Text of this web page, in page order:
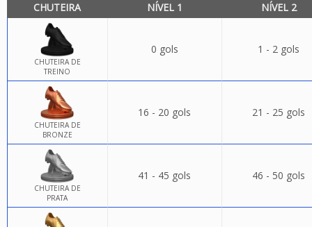
CHUTEIRA NÍVEL 1 NÍVEL 2
CHUTEIRA DE
TREINO
0 gols 1 - 2 gols
CHUTEIRA DE
BRONZE
16 - 20 gols 21 - 25 gols
CHUTEIRA DE
PRATA
41 - 45 gols 46 - 50 gols